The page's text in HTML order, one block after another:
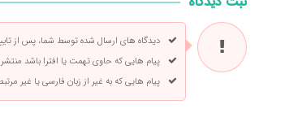
دیدگاه های ارسال شده توسط شما، پس از
پیام هایی که حاوی تهمت یا افترا باشد
پیام هایی که به غیر از زبان فارسی یا غیر